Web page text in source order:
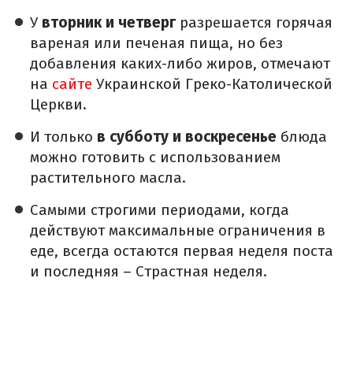
Увторник и четвергразрешается горячая
вареная или печеная пища, но без
добавления каких-либо жиров, отмечают
на сайте Украинской Греко-Католической
Церкви.
И только в субботу и воскресенье блюда
можно готовить с использованием
растительного масла.
Самыми строгими периодами, когда
действуют максимальные ограничения в
еде, всегда остаются первая неделя поста
и последняя – Страстная неделя.